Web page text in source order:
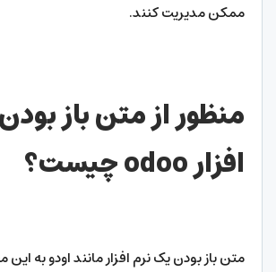
ممکن مدیریت کنند.
منظور از متن باز
افزارodooچیست؟
متن باز بودن یک نرم افزار مانند اودو به